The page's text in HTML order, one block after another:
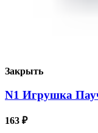
Закрыть
N1 Игрушка
163 ₽